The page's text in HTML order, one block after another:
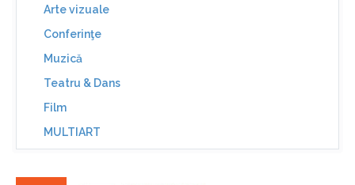
Arte vizuale
Conferinţe
Muzică
Teatru & Dans
Film
MULTIART